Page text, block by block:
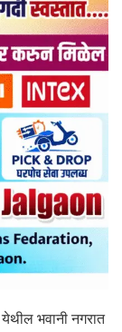
भवानी नगरात